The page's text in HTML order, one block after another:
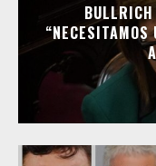
“NECESITAMOS